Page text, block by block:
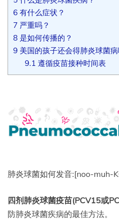
6 有什么症状？
7 严重吗？
8 是如何传播的？
9 美国的孩子还会得肺炎球菌病
9.1 遵循疫苗接种时间表
肺炎球菌如何发音:[noo-muh-
四剂肺炎球菌疫苗(PCV15或
防肺炎球菌疾病的最佳方法。